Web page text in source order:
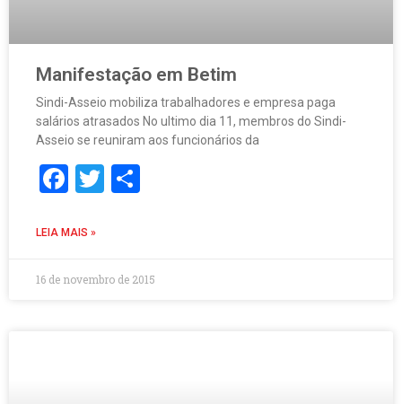
Manifestação em Betim
Sindi-Asseio mobiliza trabalhadores e empresa paga
salários atrasados No ultimo dia 11, membros do Sindi-
Asseio se reuniram aos funcionários da
Facebook
Twitter
LEIA MAIS »
16 de novembro de 2015